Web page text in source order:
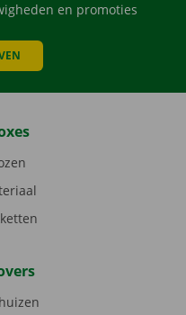
en promoties